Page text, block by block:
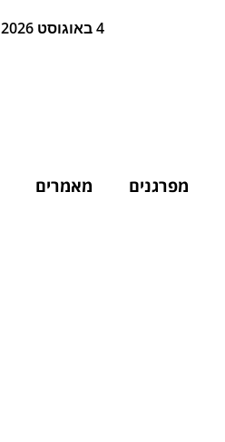
4 באוגוסט 2026 15:21
מפרגנים מאמרים